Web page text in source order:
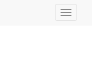
Toggle